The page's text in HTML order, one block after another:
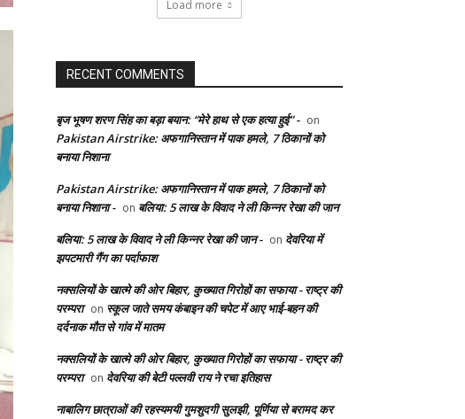
Load more
RECENT COMMENTS
बृज भूषण शरण सिंह का बड़ा बयान: “मेरे हाथ से एक हत्या हुई” - on
Pakistan Airstrike: अफगानिस्तान में पाक हमले, 7 ठिकानों को
बनाया निशाना
Pakistan Airstrike: अफगानिस्तान में पाक हमले, 7 ठिकानों को
बनाया निशाना - on बलिया: 5 लाख के विवाद ने ली किन्नर रेखा की जान
बलिया: 5 लाख के विवाद ने ली किन्नर रेखा की जान - on देवरिया में
झपटमारी गैंग का पर्दाफाश
नक्सलियों के खात्मे की ओर बिहार, कुख्यात गिरोहों का सफाया - राष्ट्र की
परम्परा on स्कूल जाते समय कंबाइन की चपेट में आए भाई-बहन की
दर्दनाक मौत से गांव में मातम
नक्सलियों के खात्मे की ओर बिहार, कुख्यात गिरोहों का सफाया - राष्ट्र की
परम्परा on देवरिया की बेटी पल्लवी राय ने रचा इतिहास
नाबालिग छात्राओं की रहस्यमयी गुमशुदगी सुलझी, पूर्णिया से बरामद कर